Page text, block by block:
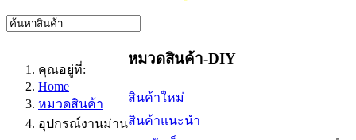
คุณอยู่ที่:
Home
หมวดสินค้า
อุปกรณ์งานม่าน
หมวดสินค้า-DIY
สินค้าใหม่
สินค้าแนะนำ